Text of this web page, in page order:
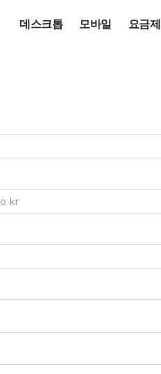
데스크톱 모바일 요금제